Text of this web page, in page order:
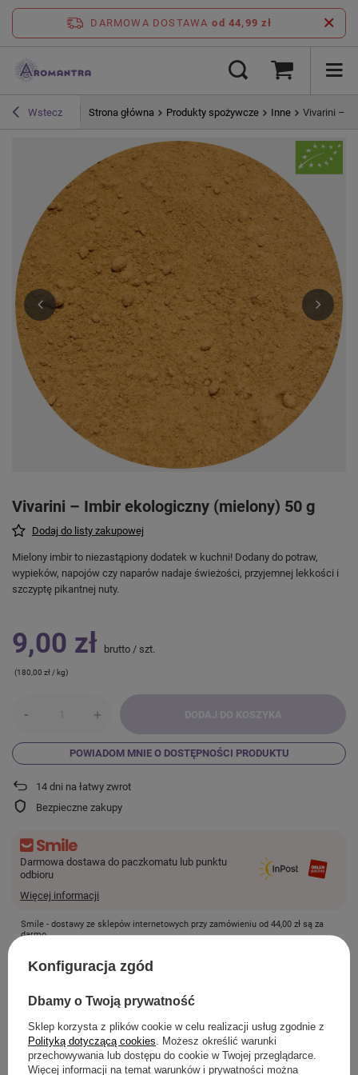
DARMOWA DOSTAWA od 44,99 zł
Wstecz Strona główna Produkty spożywcze Inne Vivarini –
Vivarini – Imbir ekologiczny (mielony) 50 g
Dodaj do listy zakupowej
Mielony imbir to niezastąpiony dodatek w kuchni! Dodany do potraw,
wypieków, napojów czy naparów nadaje świeżości, przyjemnej lekkości i
szczyptę pikantnej nuty.
9,00 zł brutto / szt.
(180,00 zł / kg)
- + DODAJ DO KOSZYKA
POWIADOM MNIE O DOSTĘPNOŚCI PRODUKTU
14 dni na łatwy zwrot
Bezpieczne zakupy
Darmowa dostawa do paczkomatu lub punktu
odbioru
Więcej informacji
Smile - dostawy ze sklepów internetowych przy zamówieniu od 44,00 zł są za
darmo.
ZADAJ PYTANIE
Konfiguracja zgód
Dbamy o Twoją prywatność
Sklep korzysta z plików cookie w celu realizacji usług zgodnie z
Polityką dotyczącą cookies . Możesz określić warunki
przechowywania lub dostępu do cookie w Twojej przeglądarce.
Więcej informacji na temat warunków i prywatności można